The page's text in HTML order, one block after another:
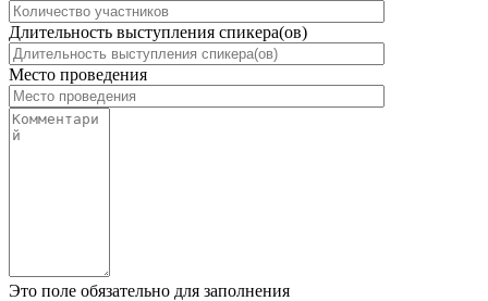
Длительность выступления спикера(ов)
Место проведения
Это поле обязательно для заполнения